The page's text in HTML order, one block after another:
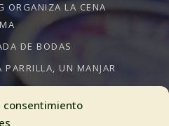
consentimiento
ORGANIZA LA CENA
DE BODAS
PARRILLA, UN MANJAR